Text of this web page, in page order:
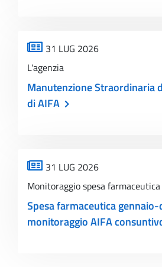
31 LUG 2026
L'agenzia
Manutenzione Straordinaria
di AIFA
31 LUG 2026
Monitoraggio spesa farmaceutica
Spesa farmaceutica
monitoraggio AIFA